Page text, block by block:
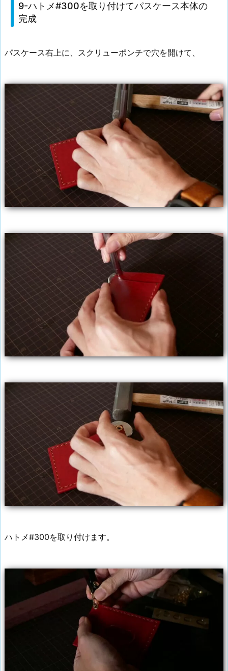
9-ハトメ#300を取り付けてパスケース本体の
完成
パスケース右上に、スクリューポンチで穴を開けて、
ハトメ#300を取り付けます。